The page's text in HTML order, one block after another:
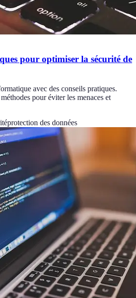
pour optimiser la sécurité de
avec des conseils pratiques.
pour éviter les menaces et
protection des données